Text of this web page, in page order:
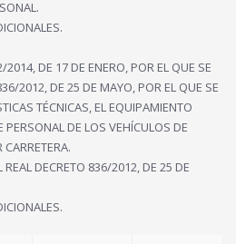
DE 17 DE ENERO, POR EL QUE SE
2012, DE 25 DE MAYO, POR EL QUE SE
TÉCNICAS, EL EQUIPAMIENTO
DE LOS VEHÍCULOS DE
DECRETO 836/2012, DE 25 DE